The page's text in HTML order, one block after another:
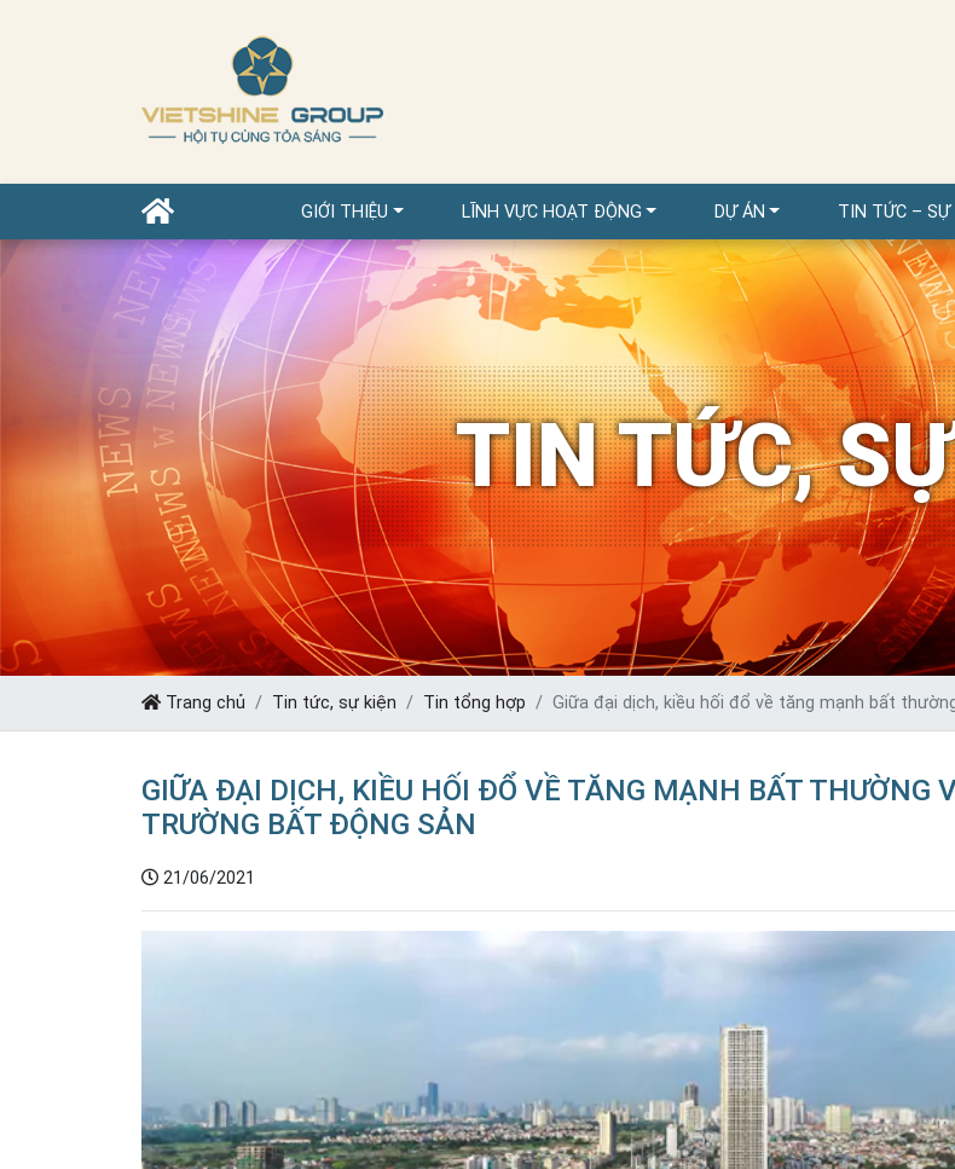
GIỚI THIỆU LĨNH VỰC HOẠT ĐỘNG DỰ ÁN TIN TỨC – SỰ
TIN TỨC,
Trang chủ Tin tức, sự kiện Tin tổng hợp Giữa đại dịch, kiều hối đổ về tăng mạnh bất
GIỮA ĐẠI DỊCH, KIỀU HỐI ĐỔ VỀ TĂNG MẠNH BẤT THƯỜNG
TRƯỜNG BẤT ĐỘNG SẢN
21/06/2021